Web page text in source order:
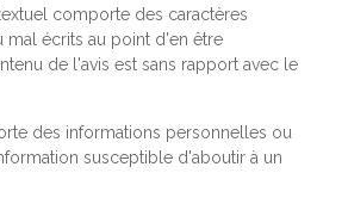
comporte des caractères
mal écrits au point d'en être
de l'avis est sans rapport avec le
des informations personnelles ou
susceptible d'aboutir à un